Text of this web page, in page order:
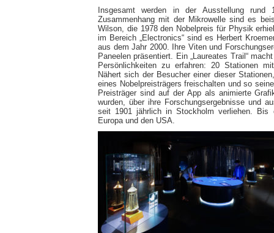
Insgesamt werden in der Ausstellung rund
Zusammenhang mit der Mikrowelle sind es
Wilson, die 1978 den Nobelpreis für Physik
im Bereich „Electronics“ sind es Herbert
aus dem Jahr 2000. Ihre Viten und
Paneelen präsentiert. Ein „Laureates Trail“
Persönlichkeiten zu erfahren: 20 Stationen
Nähert sich der Besucher einer dieser
eines Nobelpreisträgers freischalten und so
Preisträger sind auf der App als animierte
wurden, über ihre Forschungsergebnisse und
seit 1901 jährlich in Stockholm verliehen. Bis
Europa und den USA.